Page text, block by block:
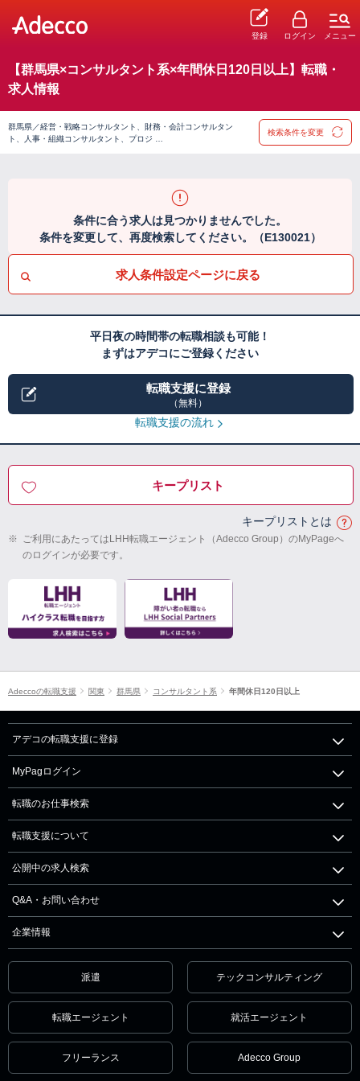
登録 ログイン メニュー
【群馬県×コンサルタント系×年間休日120日以上】転職・
求人情報
群馬県／経営・戦略コンサルタント、財務・会計コンサルタン
ト、人事・組織コンサルタント、プロジ …
検索条件を変更
条件に合う求人は見つかりませんでした。
条件を変更して、再度検索してください。（E130021）
求人条件設定ページに戻る
平日夜の時間帯の転職相談も可能！
まずはアデコにご登録ください
転職支援に登録
（無料）
転職支援の流れ
キープリスト
キープリストとは
※ ご利用にあたってはLHH転職エージェント（Adecco Group）のMyPageへ
のログインが必要です。
Adeccoの転職支援 関東 群馬県 コンサルタント系 年間休日120日以上
アデコの転職支援に登録
MyPagログイン
転職のお仕事検索
転職支援について
公開中の求人検索
Q&A・お問い合わせ
企業情報
派遣 テックコンサルティング
転職エージェント 就活エージェント
フリーランス Adecco Group